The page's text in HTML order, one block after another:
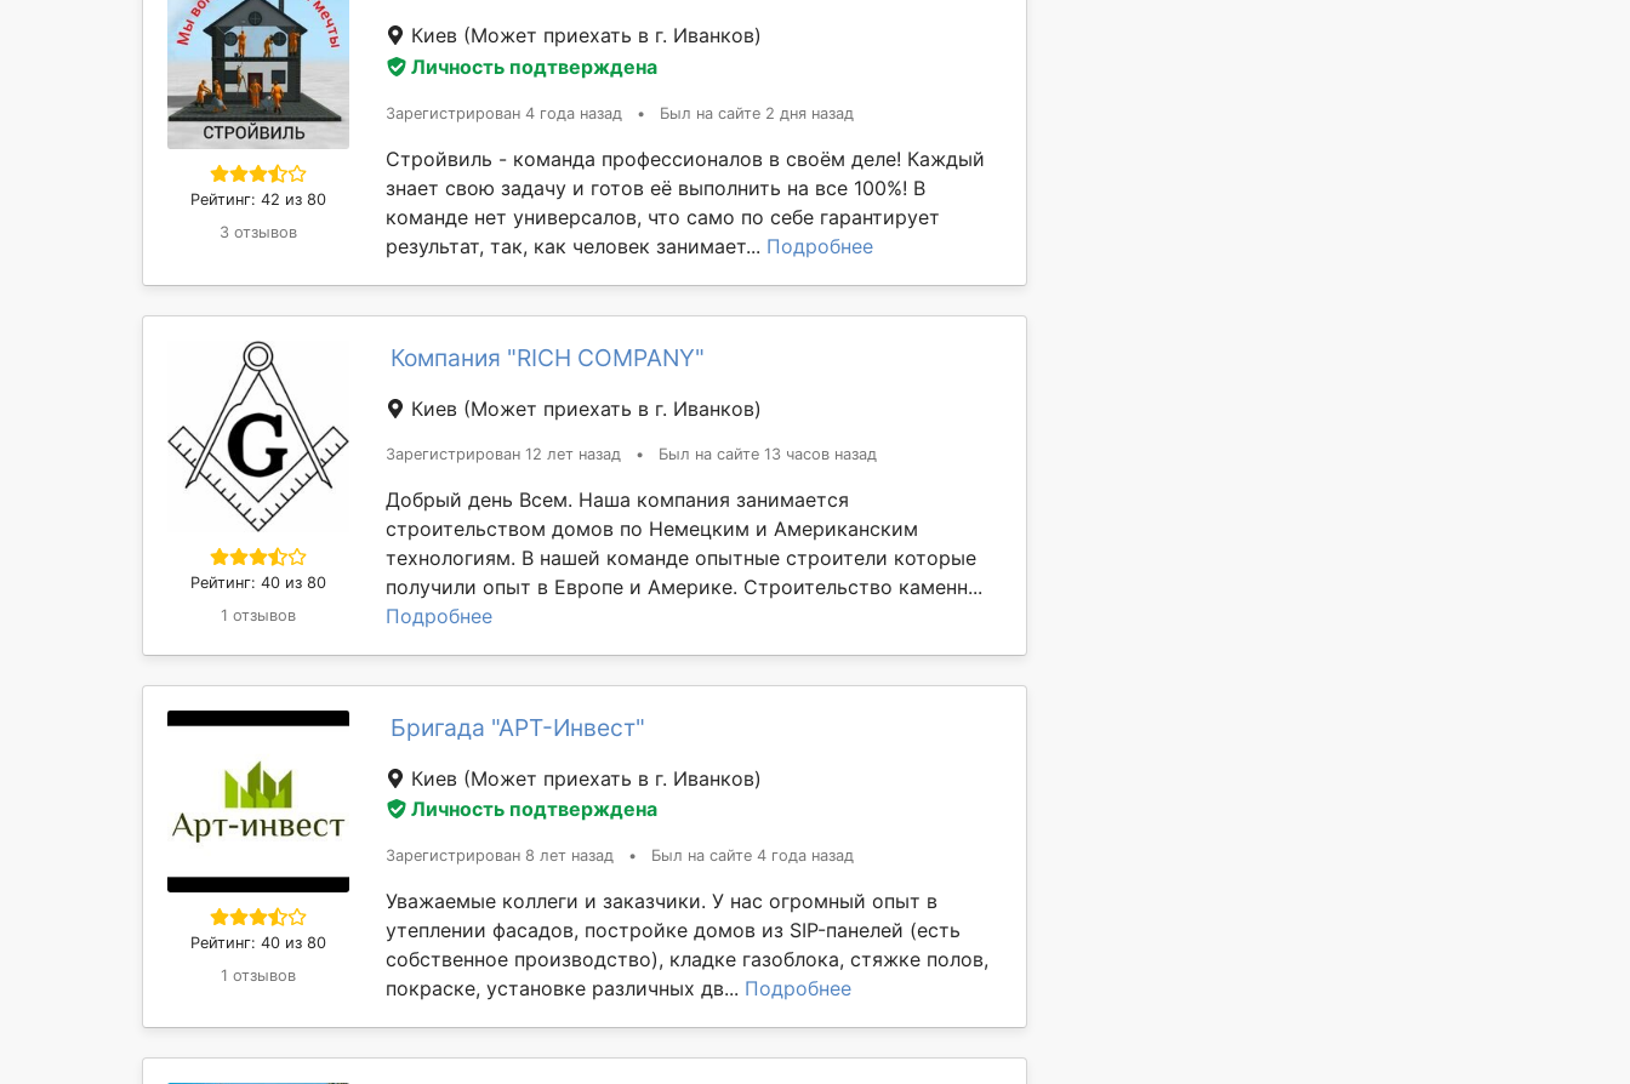
Рейтинг: 42 из 80
3 отзывов
Киев (Может приехать в г. Иванков)
Личность подтверждена
Зарегистрирован 4 года назад • Был на сайте 2 дня назад
Стройвиль - команда профессионалов в своём деле! Каждый
знает свою задачу и готов её выполнить на все 100%! В
команде нет универсалов, что само по себе гарантирует
результат, так, как человек занимает... Подробнее
Рейтинг: 40 из 80
1 отзывов
Компания "RICH COMPANY"
Киев (Может приехать в г. Иванков)
Зарегистрирован 12 лет назад • Был на сайте 13 часов назад
Добрый день Всем. Наша компания занимается
строительством домов по Немецким и Американским
технологиям. В нашей команде опытные строители которые
получили опыт в Европе и Америке. Строительство каменн...
Подробнее
Рейтинг: 40 из 80
1 отзывов
Бригада "АРТ-Инвест"
Киев (Может приехать в г. Иванков)
Личность подтверждена
Зарегистрирован 8 лет назад • Был на сайте 4 года назад
Уважаемые коллеги и заказчики. У нас огромный опыт в
утеплении фасадов, постройке домов из SIP-панелей (есть
собственное производство), кладке газоблока, стяжке полов,
покраске, установке различных дв... Подробнее